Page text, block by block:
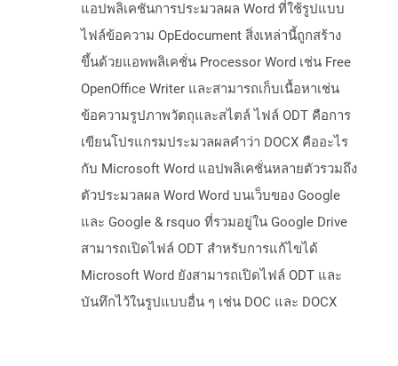
แอปพลิเคชันการประมวลผล Word ที่ใช้รูปแบบ
ไฟล์ข้อความ OpEdocument สิ่งเหล่านี้ถูกสร้าง
ขึ้นด้วยแอพพลิเคชั่น Processor Word เช่น Free
OpenOffice Writer และสามารถเก็บเนื้อหาเช่น
ข้อความรูปภาพวัตถุและสไตล์ ไฟล์ ODT คือการ
เขียนโปรแกรมประมวลผลคำว่า DOCX คืออะไร
กับ Microsoft Word แอปพลิเคชั่นหลายตัวรวมถึง
ตัวประมวลผล Word Word บนเว็บของ Google
และ Google & rsquo ที่รวมอยู่ใน Google Drive
สามารถเปิดไฟล์ ODT สำหรับการแก้ไขได้
Microsoft Word ยังสามารถเปิดไฟล์ ODT และ
บันทึกไว้ในรูปแบบอื่น ๆ เช่น DOC และ DOCX